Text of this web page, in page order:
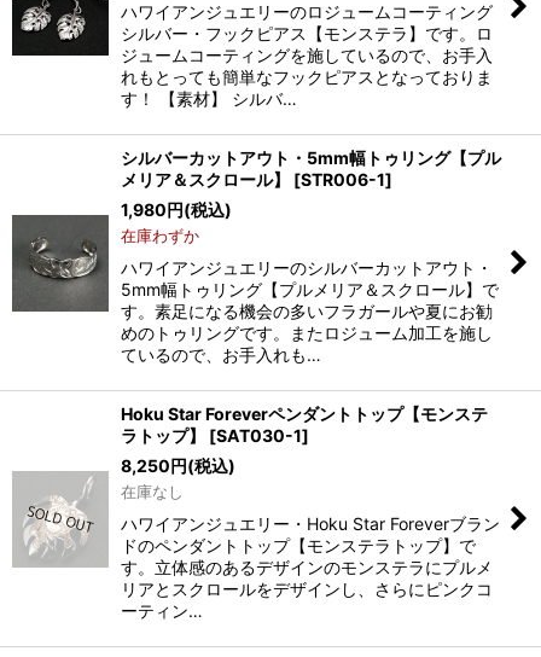
ハワイアンジュエリーのロジュームコーティング
シルバー・フックピアス【モンステラ】です。ロ
ジュームコーティングを施しているので、お手入
れもとっても簡単なフックピアスとなっておりま
す！ 【素材】 シルバ…
シルバーカットアウト・5mm幅トゥリング【プル
メリア＆スクロール】
[STR006-1]
1,980円(税込)
在庫わずか
ハワイアンジュエリーのシルバーカットアウト・
5mm幅トゥリング【プルメリア＆スクロール】で
す。素足になる機会の多いフラガールや夏にお勧
めのトゥリングです。またロジューム加工を施し
ているので、お手入れも…
Hoku Star Foreverペンダントトップ【モンステ
ラトップ】
[SAT030-1]
8,250円(税込)
在庫なし
ハワイアンジュエリー・Hoku Star Foreverブラン
ドのペンダントトップ【モンステラトップ】で
す。立体感のあるデザインのモンステラにプルメ
リアとスクロールをデザインし、さらにピンクコ
ーティン…